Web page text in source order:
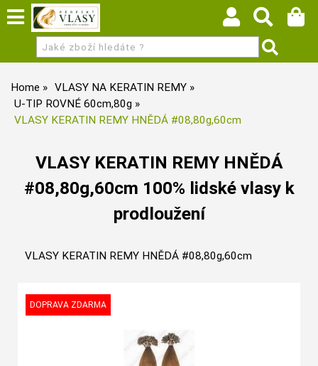
Home
VLASY NA KERATIN REMY
U-TIP ROVNÉ 60cm,80g
VLASY KERATIN REMY HNĚDÁ #08,80g,60cm
VLASY KERATIN REMY HNĚDÁ
#08,80g,60cm 100% lidské vlasy k
prodloužení
VLASY KERATIN REMY HNĚDÁ #08,80g,60cm